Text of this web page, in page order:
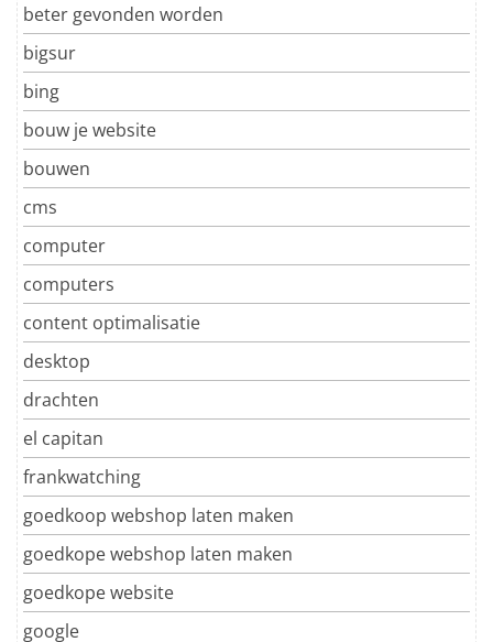
beter gevonden worden
bigsur
bing
bouw je website
bouwen
cms
computer
computers
content optimalisatie
desktop
drachten
el capitan
frankwatching
goedkoop webshop laten maken
goedkope webshop laten maken
goedkope website
google